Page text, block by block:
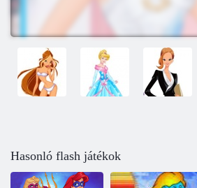
Hasonló flash játékok